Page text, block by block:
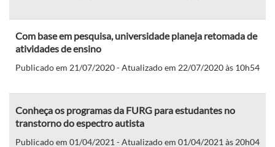
Com base em pesquisa, universidade planeja retomada de
atividades de ensino
Publicado em 21/07/2020 - Atualizado em 22/07/2020 às 10h54
Conheça os programas da FURG para estudantes no
transtorno do espectro autista
Publicado em 01/04/2021 - Atualizado em 01/04/2021 às 20h04